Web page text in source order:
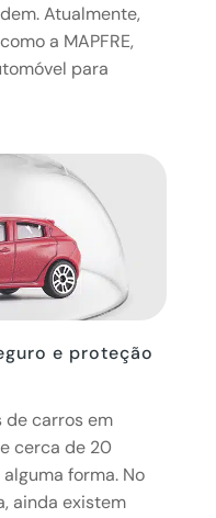
Atualmente,
a MAPFRE,
para
e proteção
de carros em
cerca de 20
forma. No
ainda existem